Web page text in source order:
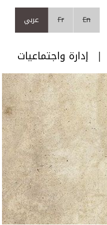
En
Fr عربي
إدارة واجتماعيات